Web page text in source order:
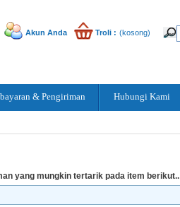
Troli : (kosong)
Akun Anda
& Pengiriman Hubungi Kami
yang mungkin tertarik pada item berikut..